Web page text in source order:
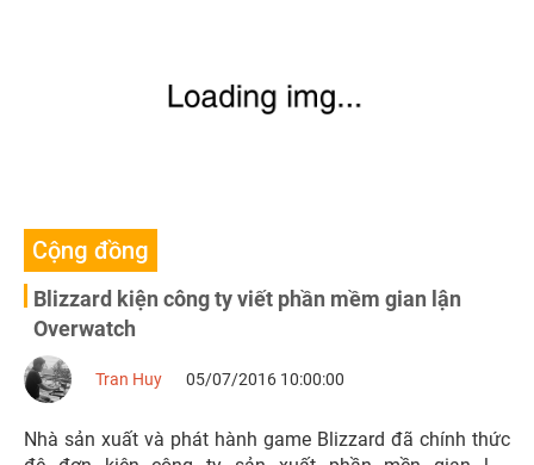
Cộng đồng
Blizzard kiện công ty viết phần mềm gian lận
Overwatch
Tran Huy 05/07/2016 10:00:00
Nhà sản xuất và phát hành game Blizzard đã chính thức